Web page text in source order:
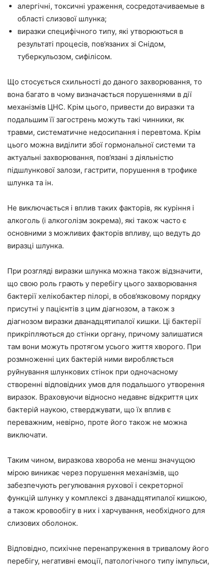
алергічні, токсичні ураження, сосредотачиваемые в
області слизової шлунка;
виразки специфічного типу, які утворюються в
результаті процесів, пов’язаних зі Снідом,
туберкульозом, сифілісом.
Що стосується схильності до даного захворювання, то
вона багато в чому визначається порушеннями в дії
механізмів ЦНС. Крім цього, привести до виразки та
подальшим її загострень можуть такі чинники, як
травми, систематичне недосипання і перевтома. Крім
цього можна виділити збої гормональної системи та
актуальні захворювання, пов’язані з діяльністю
підшлункової залози, гастрити, порушення в трофике
шлунка та ін.
Не виключається і вплив таких факторів, як куріння і
алкоголь (і алкоголізм зокрема), які також часто є
основними з можливих факторів впливу, що ведуть до
виразці шлунка.
При розгляді виразки шлунка можна також відзначити,
що свою роль грають у перебігу цього захворювання
бактерії хелікобактер пілорі, в обов’язковому порядку
присутні у пацієнтів з цим діагнозом, а також з
діагнозом виразки дванадцятипалої кишки. Ці бактерії
прикріпляються до стінки органу, причому залишатися
там вони можуть протягом усього життя хворого. При
розмноженні цих бактерій ними виробляється
руйнування шлункових стінок при одночасному
створенні відповідних умов для подальшого утворення
виразок. Враховуючи відносно недавнє відкриття цих
бактерій наукою, стверджувати, що їх вплив є
переважним, невірно, проте його також не можна
виключати.
Таким чином, виразкова хвороба не менш значущою
мірою виникає через порушення механізмів, що
забезпечують регулювання рухової і секреторної
функцій шлунку у комплексі з дванадцятипалої кишкою,
а також кровообігу в них і харчування, необхідного для
слизових оболонок.
Відповідно, психічне перенапруження в тривалому його
перебігу, негативні емоції, патологічного типу імпульси,